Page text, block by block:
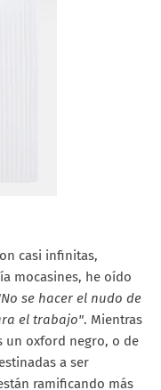
casi infinitas,
mocasines, he oído
se hacer el nudo de
el trabajo". Mientras
un oxford negro, o de
a ser
ramificando más